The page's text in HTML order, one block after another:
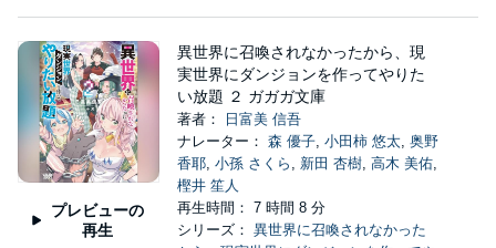
プレビューの
再生
異世界に召喚されなかったから、現
実世界にダンジョンを作ってやりた
い放題 ２ ガガガ文庫
著者：
日富美 信吾
ナレーター： 森 優子, 小田柿 悠太, 奥野
香耶, 小孫 さくら , 新田 杏樹, 高木 美佑,
樫井 笙人
再生時間： 7 時間 8 分
シリーズ： 異世界に召喚されなかった